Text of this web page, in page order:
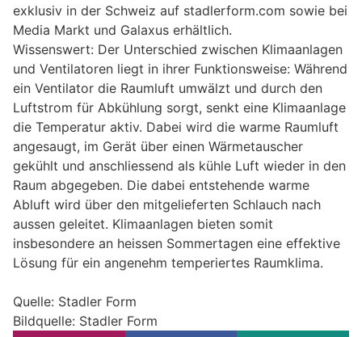
exklusiv in der Schweiz auf stadlerform.com sowie bei
Media Markt und Galaxus erhältlich.
Wissenswert: Der Unterschied zwischen Klimaanlagen
und Ventilatoren liegt in ihrer Funktionsweise: Während
ein Ventilator die Raumluft umwälzt und durch den
Luftstrom für Abkühlung sorgt, senkt eine Klimaanlage
die Temperatur aktiv. Dabei wird die warme Raumluft
angesaugt, im Gerät über einen Wärmetauscher
gekühlt und anschliessend als kühle Luft wieder in den
Raum abgegeben. Die dabei entstehende warme
Abluft wird über den mitgelieferten Schlauch nach
aussen geleitet. Klimaanlagen bieten somit
insbesondere an heissen Sommertagen eine effektive
Lösung für ein angenehm temperiertes Raumklima.
Quelle: Stadler Form
Bildquelle: Stadler Form